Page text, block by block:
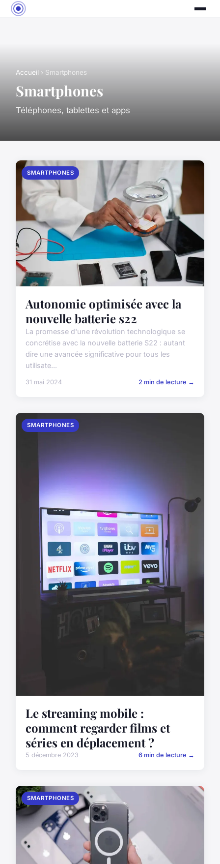
Accueil › Smartphones
Smartphones
Téléphones, tablettes et apps
SMARTPHONES
Autonomie optimisée avec la
nouvelle batterie s22
La promesse d'une révolution technologique se
concrétise avec la nouvelle batterie S22 : autant
dire une avancée significative pour tous les
utilisate...
31 mai 2024 2 min de lecture →
SMARTPHONES
Le streaming mobile :
comment regarder films et
séries en déplacement ?
5 décembre 2023 6 min de lecture →
SMARTPHONES